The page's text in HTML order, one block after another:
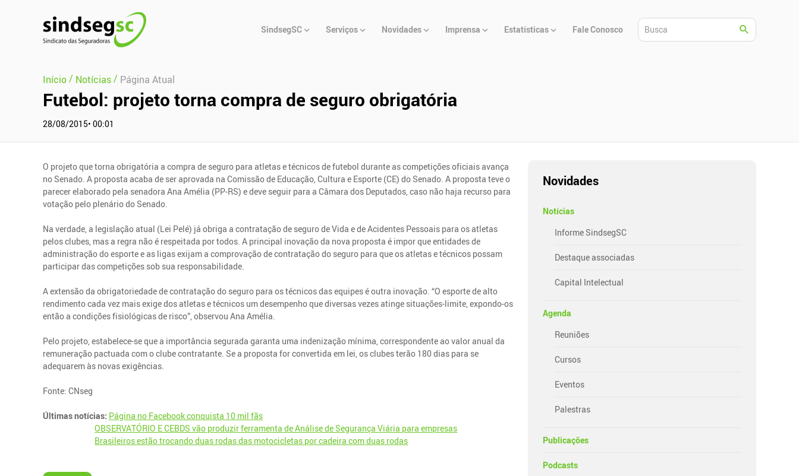
Principal
SindsegSC Serviços Novidades Imprensa Estatísticas Fale Conosco
Início/ Notícias/ Página Atual
Futebol: projeto torna compra de seguro obrigatória
28/08/2015• 00:01
O projeto que torna obrigatória a compra de seguro para atletas e técnicos de futebol durante as competições oficiais avança
no Senado. A proposta acaba de ser aprovada na Comissão de Educação, Cultura e Esporte (CE) do Senado. A proposta teve o
parecer elaborado pela senadora Ana Amélia (PP-RS) e deve seguir para a Câmara dos Deputados, caso não haja recurso para
votação pelo plenário do Senado.
Na verdade, a legislação atual (Lei Pelé) já obriga a contratação de seguro de Vida e de Acidentes Pessoais para os atletas
pelos clubes, mas a regra não é respeitada por todos. A principal inovação da nova proposta é impor que entidades de
administração do esporte e as ligas exijam a comprovação de contratação do seguro para que os atletas e técnicos possam
participar das competições sob sua responsabilidade.
A extensão da obrigatoriedade de contratação do seguro para os técnicos das equipes é outra inovação. “O esporte de alto
rendimento cada vez mais exige dos atletas e técnicos um desempenho que diversas vezes atinge situações-limite, expondo-os
então a condições fisiológicas de risco”, observou Ana Amélia.
Pelo projeto, estabelece-se que a importância segurada garanta uma indenização mínima, correspondente ao valor anual da
remuneração pactuada com o clube contratante. Se a proposta for convertida em lei, os clubes terão 180 dias para se
adequarem às novas exigências.
Fonte: CNseg
Últimas notícias: Página no Facebook conquista 10 mil fãs
OBSERVATÓRIO E CEBDS vão produzir ferramenta de Análise de Segurança Viária para empresas​
Brasileiros estão trocando duas rodas das motocicletas por cadeira com duas rodas​
Novidades
Notícias
Informe SindsegSC
Destaque associadas
Capital Intelectual
Agenda
Reuniões
Cursos
Eventos
Palestras
Publicações
Podcasts